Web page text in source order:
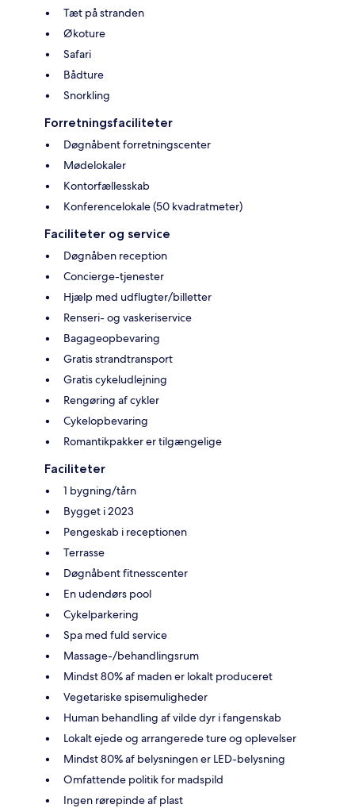
Tæt på stranden
Økoture
Safari
Bådture
Snorkling
Forretningsfaciliteter
Døgnåbent forretningscenter
Mødelokaler
Kontorfællesskab
Konferencelokale (50 kvadratmeter)
Faciliteter og service
Døgnåben reception
Concierge-tjenester
Hjælp med udflugter/billetter
Renseri- og vaskeriservice
Bagageopbevaring
Gratis strandtransport
Gratis cykeludlejning
Rengøring af cykler
Cykelopbevaring
Romantikpakker er tilgængelige
Faciliteter
1 bygning/tårn
Bygget i 2023
Pengeskab i receptionen
Terrasse
Døgnåbent fitnesscenter
En udendørs pool
Cykelparkering
Spa med fuld service
Massage-/behandlingsrum
Mindst 80% af maden er lokalt produceret
Vegetariske spisemuligheder
Human behandling af vilde dyr i fangenskab
Lokalt ejede og arrangerede ture og oplevelser
Mindst 80% af belysningen er LED-belysning
Omfattende politik for madspild
Ingen rørepinde af plast